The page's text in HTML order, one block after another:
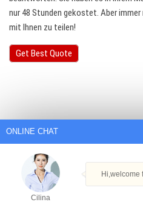
nur 48 Stunden gekostet. Aber
mit Ihnen zu teilen!
Get Best Quote
Cilina